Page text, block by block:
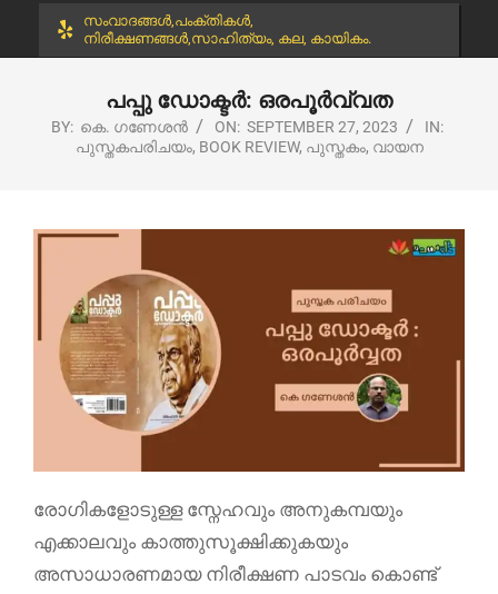
സംവാദങ്ങൾ,പംക്തികൾ,
നിരീക്ഷണങ്ങൾ,സാഹിത്യം, കല, കായികം.
പപ്പു ഡോക്ടർ: ഒരപൂർവ്വത
BY: കെ. ഗണേശൻ ON: SEPTEMBER 27, 2023
IN:
പുസ്തകപരിചയം, BOOK REVIEW, പുസ്തകം, വായന
രോഗികളോടുള്ള സ്നേഹവും അനുകമ്പയും
എക്കാലവും കാത്തുസൂക്ഷിക്കുകയും
അസാധാരണമായ നിരീക്ഷണ പാടവം കൊണ്ട്